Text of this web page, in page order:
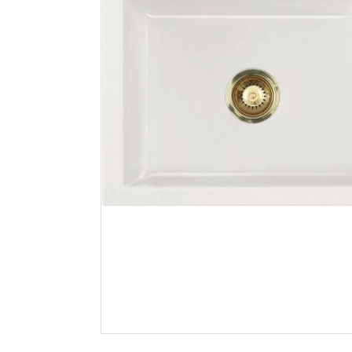
Nettlager :Bestillingsvare